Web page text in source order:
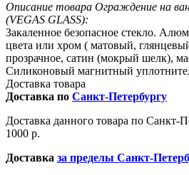
Описание товара Ограждение на
(VEGAS GLASS):
Закаленное безопасное стекло.
цвета или хром ( матовый,
прозрачное, сатин (мокрый шелк),
Силиконовый магнитный
Доставка товара
Доставка по Санкт-Петербургу
Доставка данного товара по Санкт-
1000 р.
Доставка за пределы Санкт-